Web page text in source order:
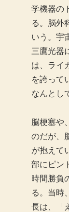
学機器の
る。脳外
いう。宇
三鷹光器
は、ライ
を誇って
なんとし
脳梗塞や
のだが、
が抱えて
部にピン
時間勝負
る。当時
長は、「